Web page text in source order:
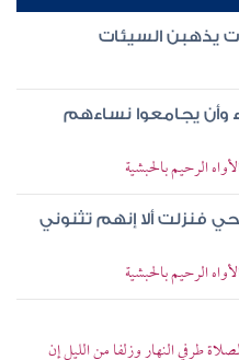
يذهبن السيئات
وأن يجامعوا نساءهم
الرحيم بالحبشية
فنزلت ألا إنهم تثنوني
الرحيم بالحبشية
طرفي النهار وزلفا من الليل إن